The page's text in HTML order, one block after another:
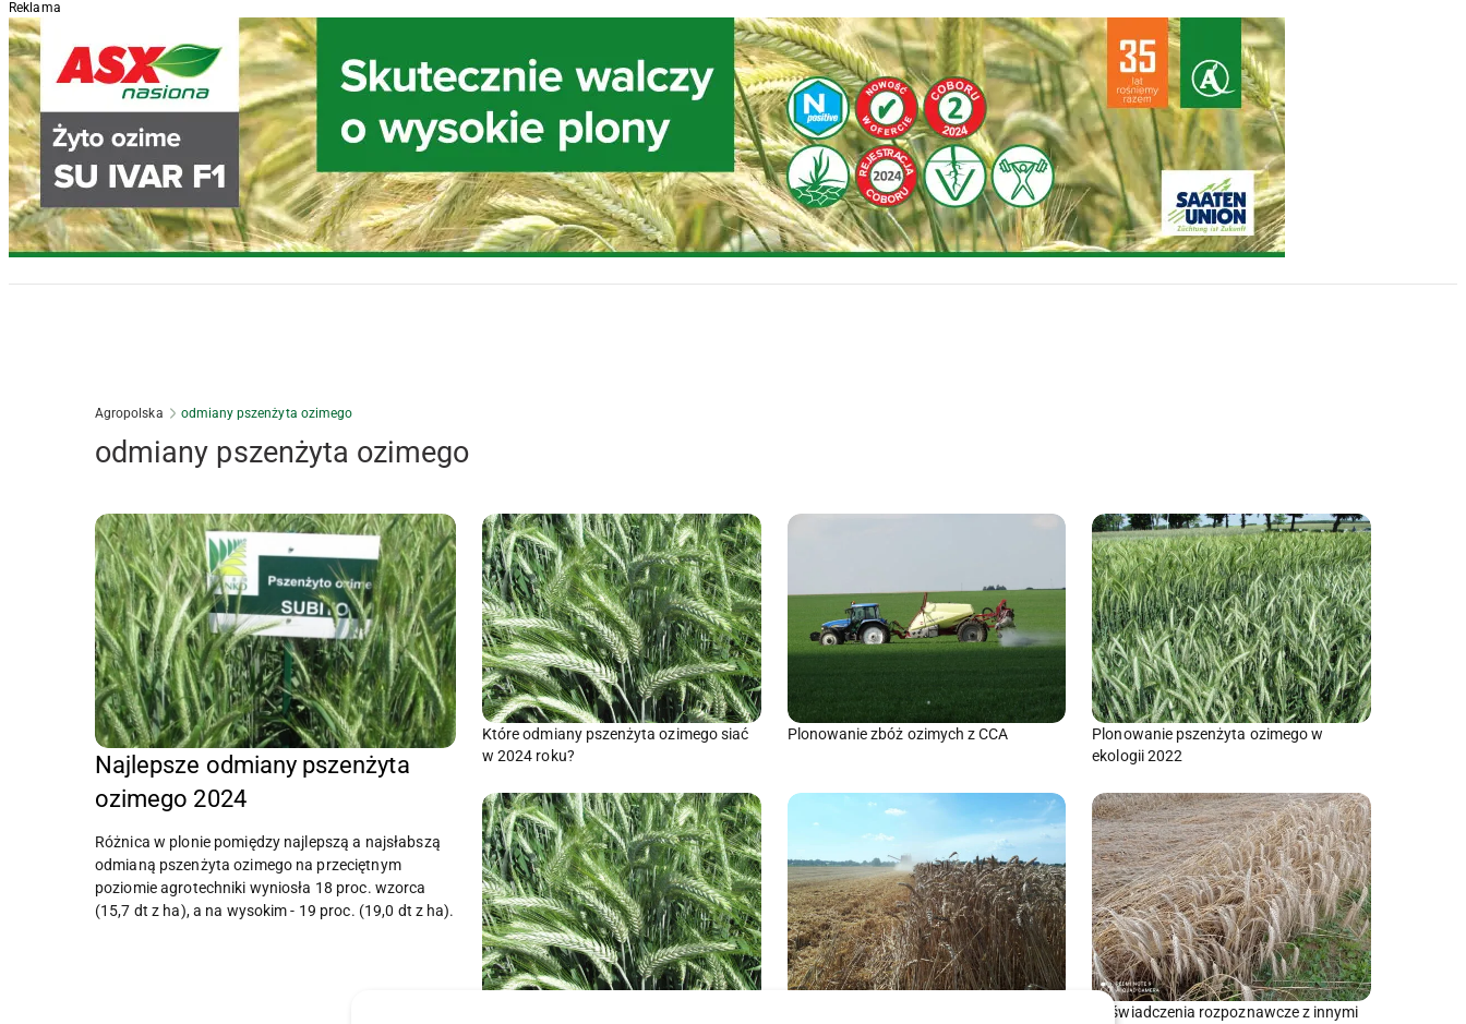
Reklama
Agropolska odmiany pszenżyta ozimego
odmiany pszenżyta ozimego
Najlepsze odmiany pszenżyta
ozimego 2024
Różnica w plonie pomiędzy najlepszą a najsłabszą
odmianą pszenżyta ozimego na przeciętnym
poziomie agrotechniki wyniosła 18 proc. wzorca
(15,7 dt z ha), a na wysokim - 19 proc. (19,0 dt z ha).
Które odmiany pszenżyta ozimego siać
w 2024 roku?
Plonowanie zbóż ozimych z CCA
Plonowanie pszenżyta ozimego w
ekologii 2022
Doświadczenia rozpoznawcze z innymi